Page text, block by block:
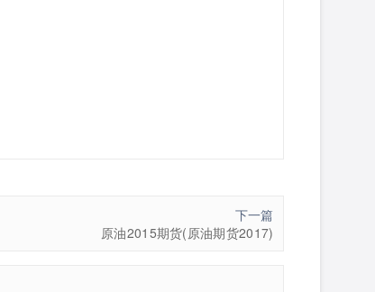
下一篇
原油2015期货(原油期货2017)